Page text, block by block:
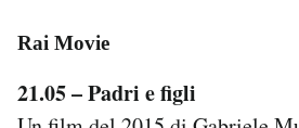
Rai Movie
21.05 – Padri e figli